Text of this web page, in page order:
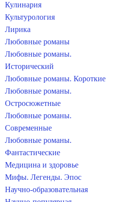
Кулинария
Культурология
Лирика
Любовные романы
Любовные романы.
Исторический
Любовные романы. Короткие
Любовные романы.
Остросюжетные
Любовные романы.
Современные
Любовные романы.
Фантастические
Медицина и здоровье
Мифы. Легенды. Эпос
Научно-образовательная